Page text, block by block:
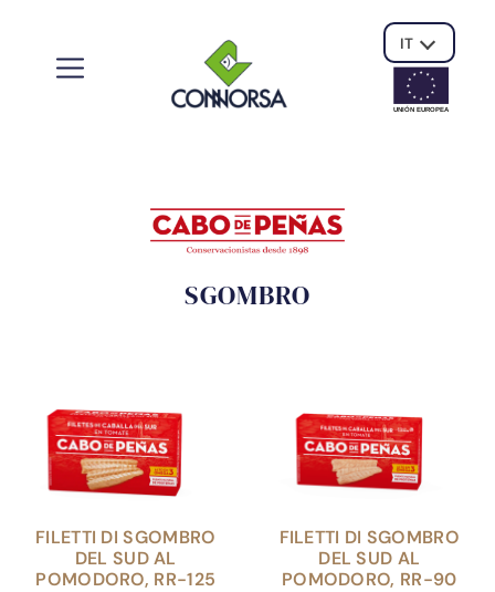
IT
UNIÓN EUROPEA
SGOMBRO
FILETTI DI SGOMBRO
DEL SUD AL
POMODORO, RR-125
FILETTI DI SGOMBRO
DEL SUD AL
POMODORO, RR-90